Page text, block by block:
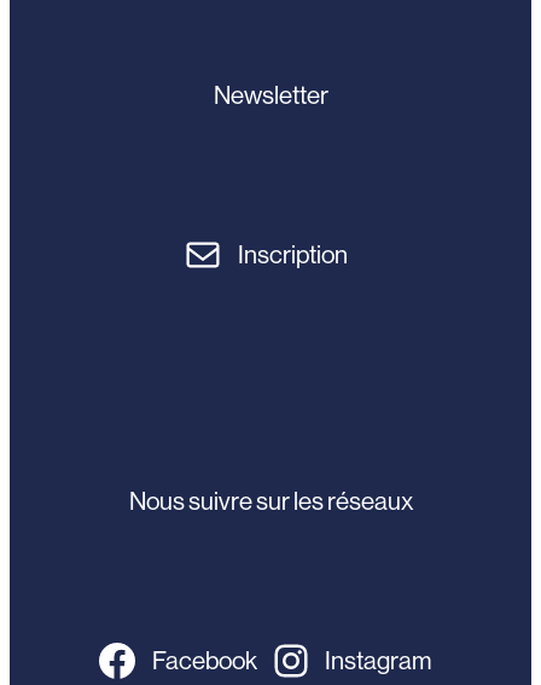
Newsletter
Inscription
Nous suivre sur les réseaux
Facebook
Instagram